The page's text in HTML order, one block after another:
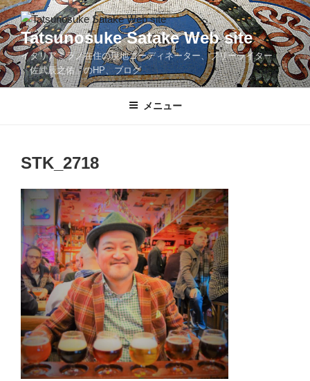
コ
ン
テ
ン
ツ
へ
Tatsunosuke Satake Web site
イタリアミラノ在住の現地コーディネーター、フリーライター
「佐武辰之佑」のHP、ブログ
メニュー
STK_2718